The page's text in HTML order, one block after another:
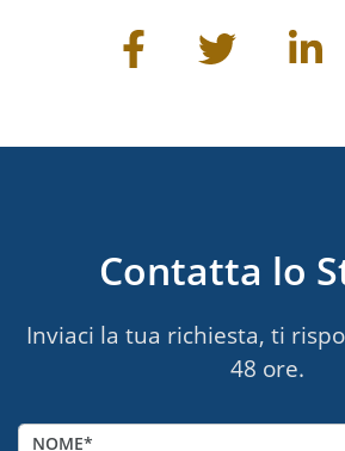
Condividi questa pagina
Contatta lo
Inviaci la tua richiesta, ti
48 ore.
NOME